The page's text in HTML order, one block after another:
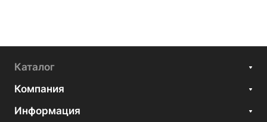
Каталог
Компания
Информация